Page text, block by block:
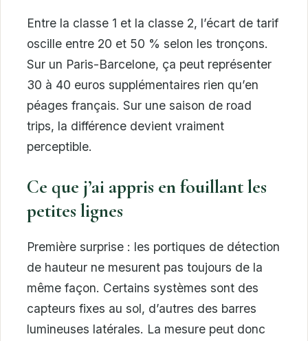
Entre la classe 1 et la classe 2, l’écart de tarif
oscille entre 20 et 50 % selon les tronçons.
Sur un Paris-Barcelone, ça peut représenter
30 à 40 euros supplémentaires rien qu’en
péages français. Sur une saison de road
trips, la différence devient vraiment
perceptible.
Ce que j’ai appris en fouillant les
petites lignes
Première surprise : les portiques de détection
de hauteur ne mesurent pas toujours de la
même façon. Certains systèmes sont des
capteurs fixes au sol, d’autres des barres
lumineuses latérales. La mesure peut donc